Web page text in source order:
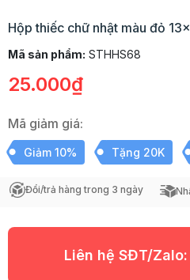
Hộp thiếc chữ nhật màu đỏ
Mã sản phẩm: STHHS68
25.000₫
Mã giảm giá:
Giảm 10% Tặng 20K
Đổi/trả hàng trong 3 ngày
Liên hệ SĐT/Zalo: